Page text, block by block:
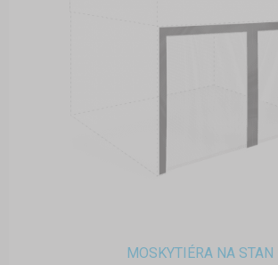
MOSKYTIÉRA NA STAN